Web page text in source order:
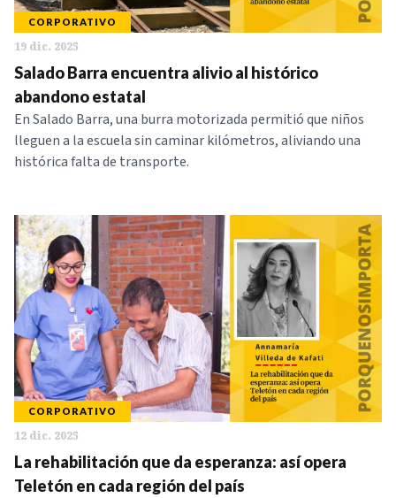
CORPORATIVO
19 dic. 2025
Salado Barra encuentra alivio al histórico
abandono estatal
En Salado Barra, una burra motorizada permitió que niños
lleguen a la escuela sin caminar kilómetros, aliviando una
histórica falta de transporte.
CORPORATIVO
12 dic. 2025
La rehabilitación que da esperanza: así opera
Teletón en cada región del país